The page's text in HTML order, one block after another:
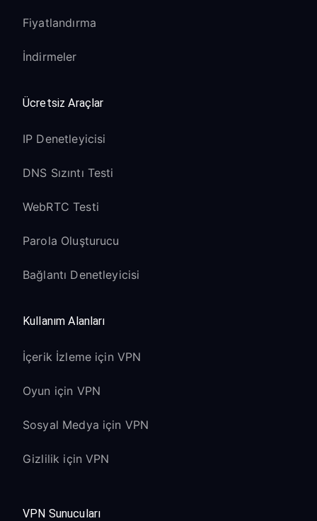
Fiyatlandırma
İndirmeler
Ücretsiz Araçlar
IP Denetleyicisi
DNS Sızıntı Testi
WebRTC Testi
Parola Oluşturucu
Bağlantı Denetleyicisi
Kullanım Alanları
İçerik İzleme için VPN
Oyun için VPN
Sosyal Medya için VPN
Gizlilik için VPN
VPN Sunucuları